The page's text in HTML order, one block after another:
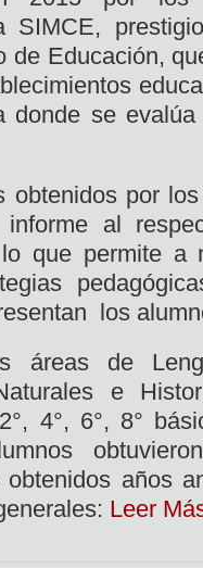
de Educación,
donde se
obtenidos por
al
que permite a
los
áreas de
e
4°, 6°, 8°
años
Leer